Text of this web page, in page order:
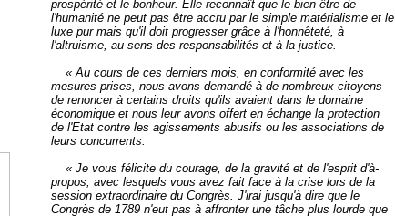
prospérité et le bonheur. Elle reconnaît que le bien-être de
l'humanité ne peut pas être accru par le simple matérialisme et le
luxe pur mais qu'il doit progresser grâce à l'honnêteté, à
l'altruisme, au sens des responsabilités et à la justice.
« Au cours de ces derniers mois, en conformité avec les
mesures prises, nous avons demandé à de nombreux citoyens
de renoncer à certains droits qu'ils avaient dans le domaine
économique et nous leur avons offert en échange la protection
de l'Etat contre les agissements abusifs ou les associations de
leurs concurrents.
« Je vous félicite du courage, de la gravité et de l'esprit d'à-
propos, avec lesquels vous avez fait face à la crise lors de la
session extraordinaire du Congrès. J'irai jusqu'à dire que le
Congrès de 1789 n'eut pas à affronter une tâche plus lourde que